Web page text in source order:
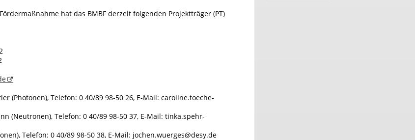
hat das BMBF derzeit folgenden Projektträger (PT)
(Photonen), Telefon: 0 40/89 98-50 26, E-Mail: caroline.toeche-
(Neutronen), Telefon: 0 40/89 98-50 37, E-Mail: tinka.spehr-
Telefon: 0 40/89 98-50 38, E-Mail: jochen.wuerges@desy.de